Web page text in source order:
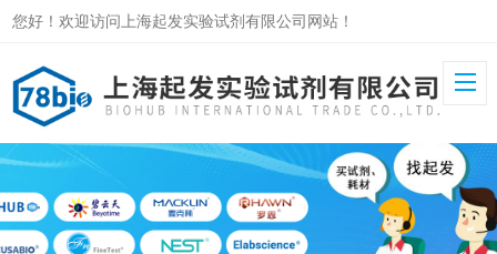
您好！欢迎访问上海起发实验试剂有限公司网站！